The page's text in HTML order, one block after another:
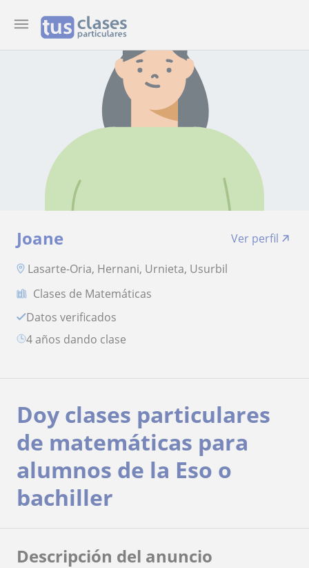
Joane
Ver perfil
Lasarte-Oria, Hernani, Urnieta, Usurbil
Clases de Matemáticas
Datos verificados
4 años dando clase
Doy clases particulares
de matemáticas para
alumnos de la Eso o
bachiller
Descripción del anuncio